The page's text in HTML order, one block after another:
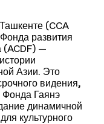
(CCA
развития
(ACDF) —
Азии. Это
видения,
Фонда Гаянэ
динамичной
культурного